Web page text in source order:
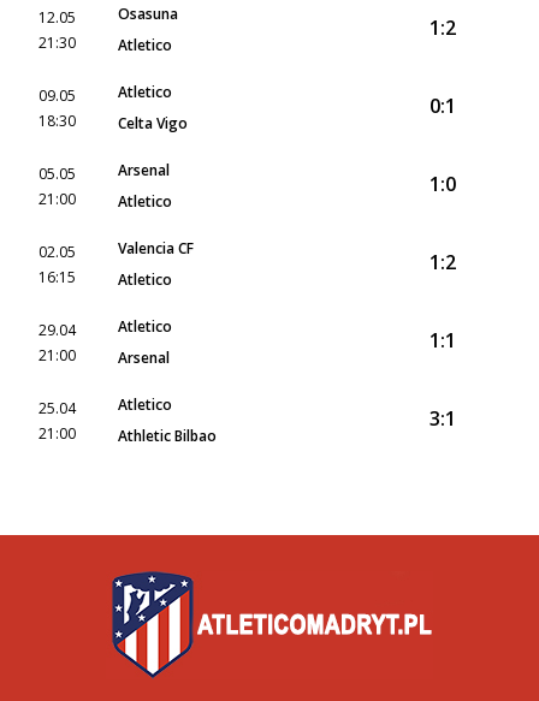
12.05
21:30
Osasuna
Atletico
1:2
09.05
18:30
Atletico
Celta Vigo
0:1
05.05
21:00
Arsenal
Atletico
1:0
02.05
16:15
Valencia CF
Atletico
1:2
29.04
21:00
Atletico
Arsenal
1:1
25.04
21:00
Atletico
Athletic Bilbao
3:1